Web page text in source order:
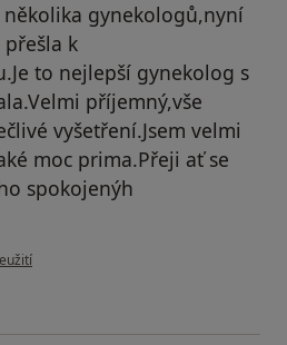
gynekologů,nyní
k
to nejlepší gynekolog s
příjemný,vše
vyšetření.Jsem velmi
moc prima.Přeji ať se
spokojenýh
uživatele Pacient